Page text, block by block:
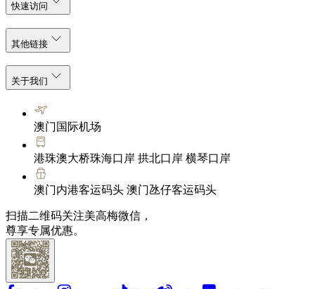
快速访问
其他链接
关于我们
澳门国际机场
港珠澳大桥珠海口岸 拱北口岸 横琴口岸
澳门内港客运码头 澳门氹仔客运码头
扫描二维码关注美高梅微信，
尊享专属优惠。